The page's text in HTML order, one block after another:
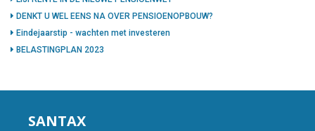
DENKT U WEL EENS NA OVER PENSIOENOPBOUW?
Eindejaarstip - wachten met investeren
BELASTINGPLAN 2023
SANTAX